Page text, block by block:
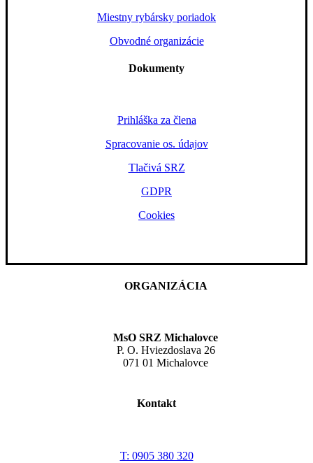
Miestny rybársky poriadok
Obvodné organizácie
Dokumenty
Prihláška za člena
Spracovanie os. údajov
Tlačivá SRZ
GDPR
Cookies
ORGANIZÁCIA
MsO SRZ Michalovce
P. O. Hviezdoslava 26
071 01 Michalovce
Kontakt
T: 0905 380 320